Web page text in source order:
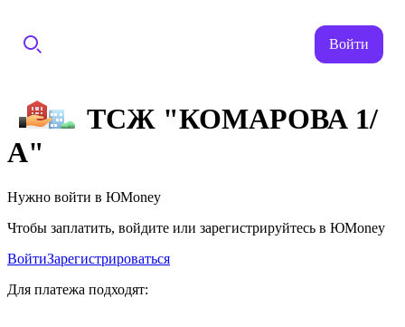
Войти
ТСЖ "КОМАРОВА 1/
А"
Нужно войти в ЮMoney
Чтобы заплатить, войдите или зарегистрируйтесь в ЮMoney
ВойтиЗарегистрироваться
Для платежа подходят: